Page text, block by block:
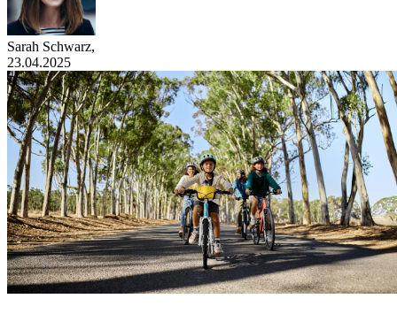
Sarah Schwarz,
23.04.2025